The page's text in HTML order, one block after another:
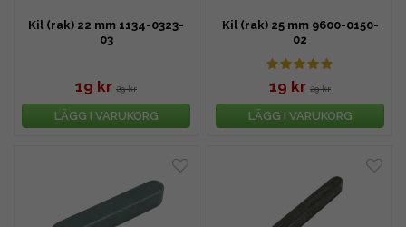
Kil (rak) 22 mm 1134-0323-
03
19 kr 29 kr
LÄGG I VARUKORG
Kil (rak) 25 mm 9600-0150-
02
19 kr 29 kr
LÄGG I VARUKORG